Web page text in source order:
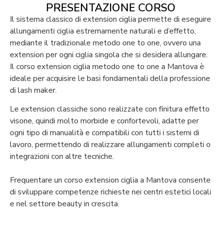
PRESENTAZIONE CORSO
Il sistema classico di extension ciglia permette di eseguire
allungamenti ciglia estremamente naturali e d’effetto,
mediante il tradizionale metodo one to one, ovvero una
extension per ogni ciglia singola che si desidera allungare.
Il corso extension ciglia metodo one to one a Mantova è
ideale per acquisire le basi fondamentali della professione
di lash maker.
Le extension classiche sono realizzate con finitura effetto
visone, quindi molto morbide e confortevoli, adatte per
ogni tipo di manualità e compatibili con tutti i sistemi di
lavoro, permettendo di realizzare allungamenti completi o
integrazioni con altre tecniche.
Frequentare un corso extension ciglia a Mantova consente
di sviluppare competenze richieste nei centri estetici locali
e nel settore beauty in crescita.